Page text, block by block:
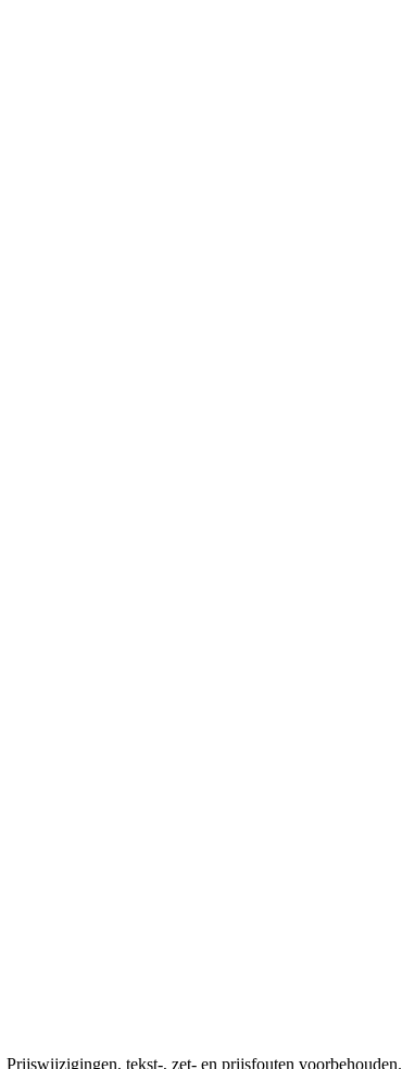
Prijswijzigingen, tekst-, zet- en prijsfouten voorbehouden.